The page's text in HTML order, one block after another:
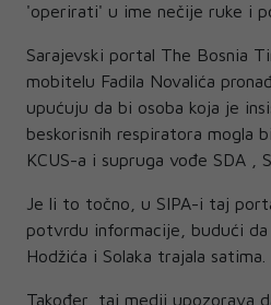
'operirati' u ime nečije ruke i
Sarajevski portal The Bosnia
mobitelu Fadila Novalića
upućuju da bi osoba koja je
beskorisnih respiratora mogla
KCUS-a i supruga vođe SDA ,
Je li to točno, u SIPA-i taj
potvrdu informacije, budući da
Hodžića i Solaka trajala satima.
Također, taj medij upozorava